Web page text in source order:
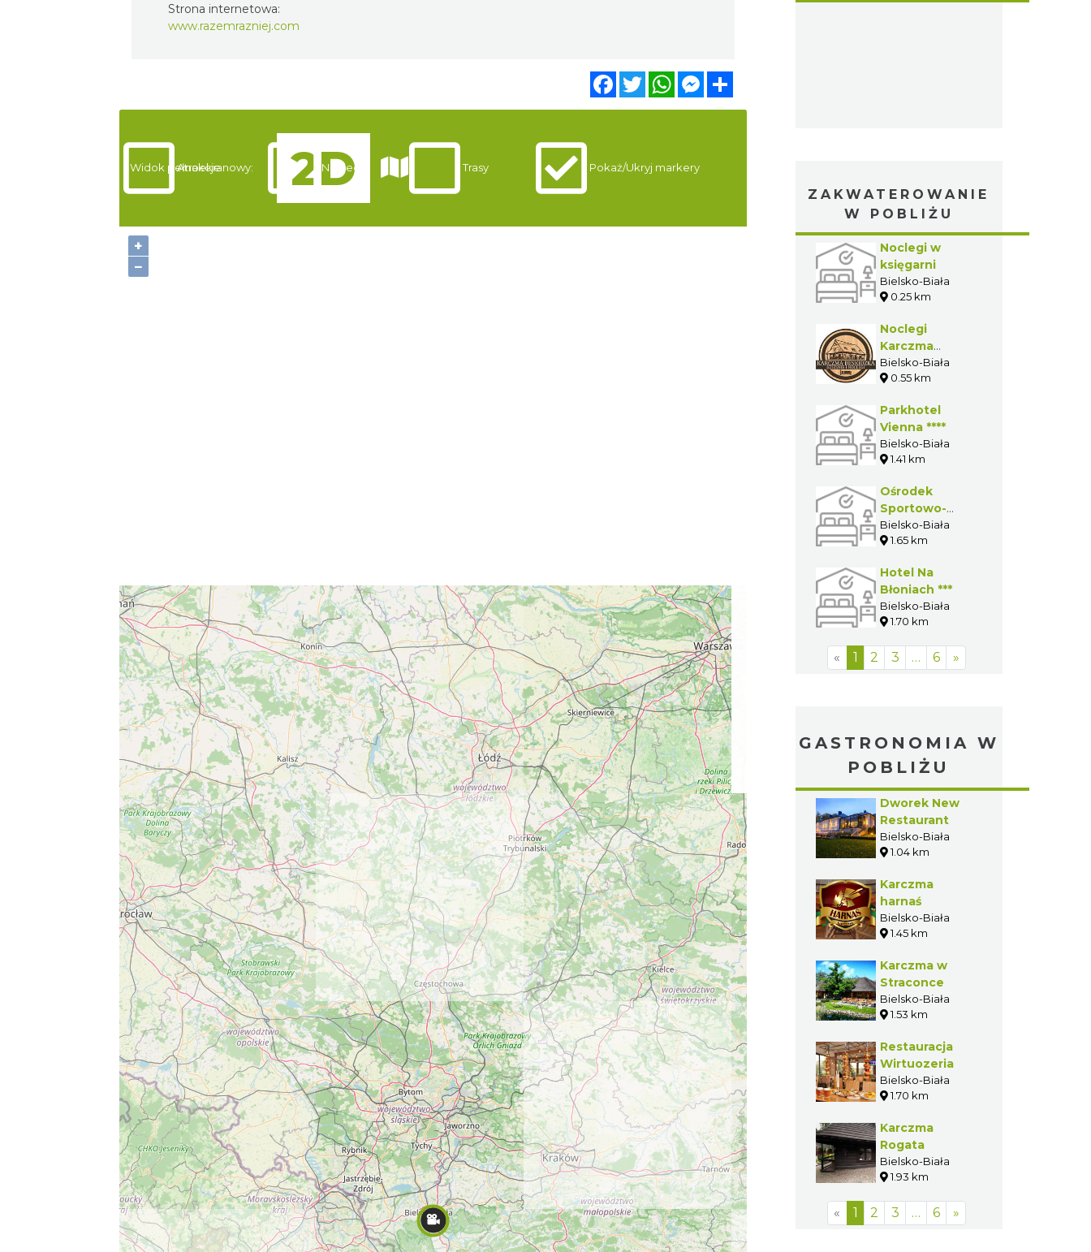
Strona internetowa:
www.razemrazniej.com
FacebookTwitterWhatsAppMessenger
+
−
Widok pełnoekranowy:
Atrakcje Noclegi Trasy Pokaż/Ukryj markery
ZAKWATEROWANIE
W POBLIŻU
Noclegi w
księgarni
Bielsko-Biała
0.25 km
Noclegi
Karczma
Beskidzka
Bielsko-Biała
0.55 km
Parkhotel
Vienna ****
Bielsko-Biała
1.41 km
Ośrodek
Sportowo-
Szkoleniowy
Rekord
Bielsko-Biała
1.65 km
Hotel Na
Błoniach ***
Bielsko-Biała
1.70 km
« 1 2 3 … 6 »
GASTRONOMIA W
POBLIŻU
Dworek New
Restaurant
Bielsko-Biała
1.04 km
Karczma
harnaś
Bielsko-Biała
1.45 km
Karczma w
Straconce
Bielsko-Biała
1.53 km
Restauracja
Wirtuozeria
Bielsko-Biała
1.70 km
Karczma
Rogata
Bielsko-Biała
1.93 km
« 1 2 3 … 6 »